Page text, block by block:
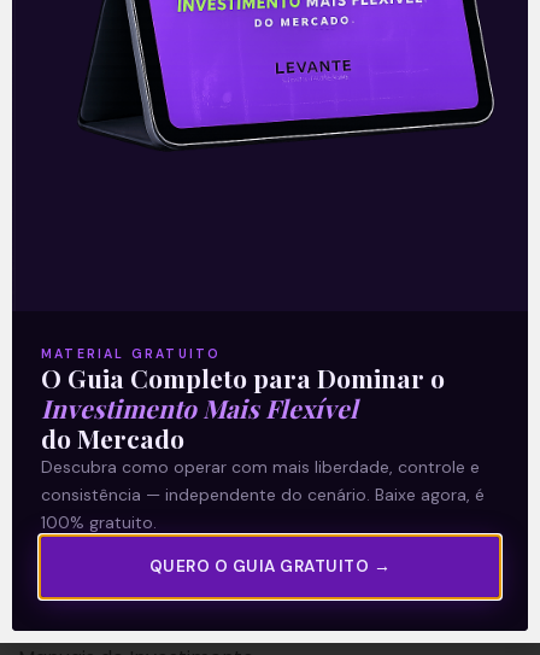
Leia mais
13/05/2021
Sobre nós
Termos e Condições
Política de Privacidade
Explore
Artigos
MATERIAL GRATUITO
O Guia Completo para Dominar o
Investimento Mais Flexível
do Mercado
Descubra como operar com mais liberdade, controle e
consistência — independente do cenário. Baixe agora, é
100% gratuito.
QUERO O GUIA GRATUITO →